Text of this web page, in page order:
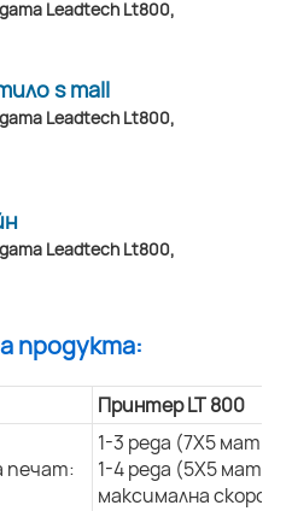
s mall
продукта:
Принтер LT 800
печат:
1-3 реда (7X5
1-4 реда (5X5
максимална